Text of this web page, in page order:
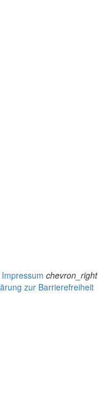
Impressum chevron_right
zur Barrierefreiheit